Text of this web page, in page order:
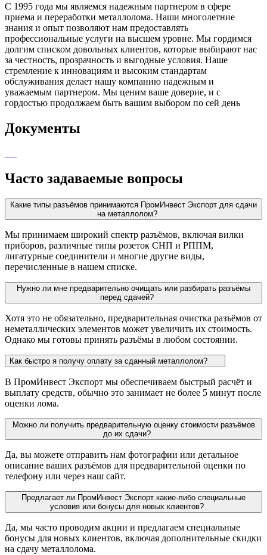
С 1995 года мы являемся надежным партнером в сфере
приема и переработки металлолома. Наши многолетние
знания и опыт позволяют нам предоставлять
профессиональные услуги на высшем уровне. Мы гордимся
долгим списком довольных клиентов, которые выбирают нас
за честность, прозрачность и выгодные условия. Наше
стремление к инновациям и высоким стандартам
обслуживания делает нашу компанию надежным и
уважаемым партнером. Мы ценим ваше доверие, и с
гордостью продолжаем быть вашим выбором по сей день
Документы
Часто задаваемые вопросы
Какие типы разъёмов принимаются ПромИнвест Экспорт для сдачи
на металлолом?
Мы принимаем широкий спектр разъёмов, включая вилки
приборов, различные типы розеток СНП и РППМ,
лигатурные соединители и многие другие виды,
перечисленные в нашем списке.
Нужно ли мне предварительно очищать или разбирать разъёмы
перед сдачей?
Хотя это не обязательно, предварительная очистка разъёмов от
неметаллических элементов может увеличить их стоимость.
Однако мы готовы принять разъёмы в любом состоянии.
Как быстро я получу оплату за сданный металлолом?
В ПромИнвест Экспорт мы обеспечиваем быстрый расчёт и
выплату средств, обычно это занимает не более 5 минут после
оценки лома.
Можно ли получить предварительную оценку стоимости разъёмов
до их сдачи?
Да, вы можете отправить нам фотографии или детальное
описание ваших разъёмов для предварительной оценки по
телефону или через наш сайт.
Предлагает ли ПромИнвест Экспорт какие-либо специальные
условия или бонусы для новых клиентов?
Да, мы часто проводим акции и предлагаем специальные
бонусы для новых клиентов, включая дополнительные скидки
на сдачу металлолома.